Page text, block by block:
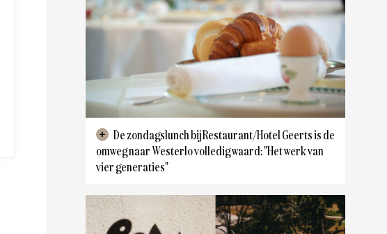
omweg naar Westerlo volledig waard: "Het werk van
vier generaties"